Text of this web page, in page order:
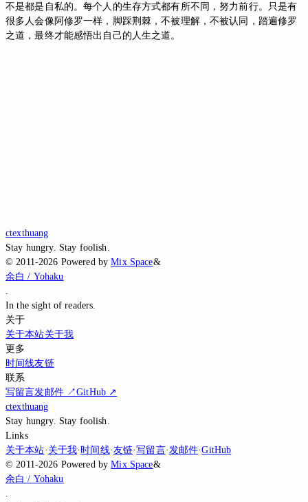
不是都是自私的。每个人的生存方式都有所不同，努力前行。只是有
很多人会像阿修罗一样，脚踩荆棘，不被理解，不被认同，踏遍修罗
之道，最终才能感悟出自己的人生之道。
ctexthuang
Stay hungry. Stay foolish.
© 2011-2026 Powered by Mix Space&
余白 / Yohaku
In the sight ofreaders.
关于
关于本站关于我
更多
时间线友链
联系
写留言发邮件↗GitHub↗
ctexthuang
Stay hungry. Stay foolish.
Links
关于本站· 关于我· 时间线·友链·写留言· 发邮件·GitHub
© 2011-2026 Powered by Mix Space&
余白 / Yohaku